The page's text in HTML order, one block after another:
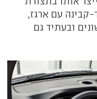
קבינה עם ארגז,
ובעתיד גם